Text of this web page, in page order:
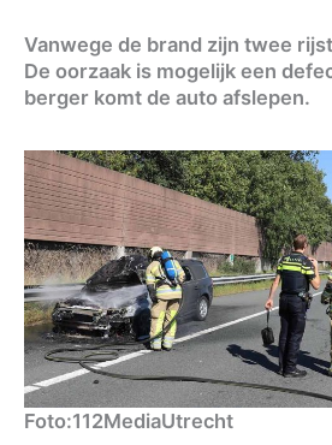
Vanwege de brand zijn twee
De oorzaak is mogelijk een
berger komt de auto afslepen.
Foto:112MediaUtrecht